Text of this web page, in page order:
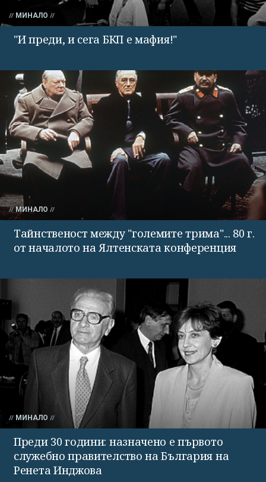
МИНАЛО
"И преди, и сега БКП е мафия!"
МИНАЛО
Тайнственост между "големите трима"... 80 г.
от началото на Ялтенската конференция
МИНАЛО
Преди 30 години: назначено е първото
служебно правителство на България на
Ренета Инджова